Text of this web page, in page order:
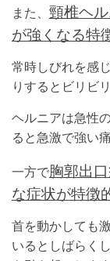
また、 頸椎ヘ
が強くなる特
常時しびれを感
りするとビリビ
ヘルニアは急性
ると急激で強い
一方で胸郭出
な症状が特徴
首を動かしても
いるとしばらく